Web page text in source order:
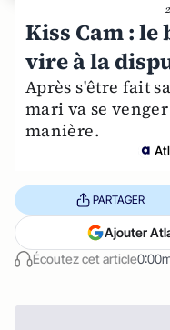
Kiss Cam : le
vire à la
Après s'être fait
mari va se
manière.
Écoutez cet article
PARTAGER
Ajouter